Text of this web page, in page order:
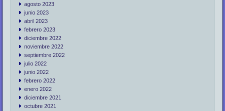
agosto 2023
junio 2023
abril 2023
febrero 2023
diciembre 2022
noviembre 2022
septiembre 2022
julio 2022
junio 2022
febrero 2022
enero 2022
diciembre 2021
octubre 2021